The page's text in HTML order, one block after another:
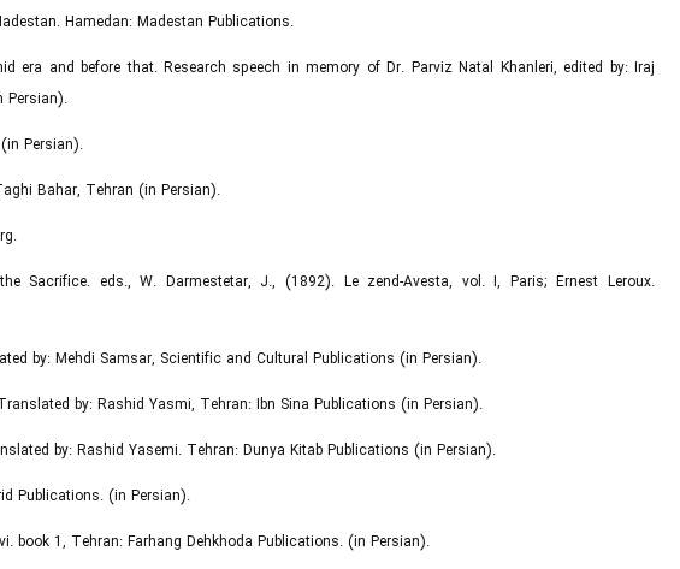
Hamedan: Madestan Publications.
era and before that. Research speech in memory of Dr. Parviz Natal Khanleri, edited by: Iraj
Persian).
Persian).
Bahar, Tehran (in Persian).
Sacrifice. eds., W. Darmestetar, J., (1892). Le zend-Avesta, vol. I, Paris; Ernest Leroux.
by: Mehdi Samsar, Scientific and Cultural Publications (in Persian).
by: Rashid Yasmi, Tehran: Ibn Sina Publications (in Persian).
by: Rashid Yasemi. Tehran: Dunya Kitab Publications (in Persian).
Publications. (in Persian).
book 1, Tehran: Farhang Dehkhoda Publications. (in Persian).